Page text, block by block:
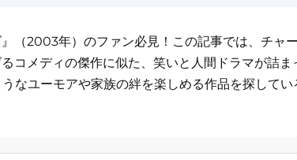
（2003年）のファン必見！この記事では、チャ
コメディの傑作に似た、笑いと人間ドラマが詰ま
なユーモアや家族の絆を楽しめる作品を探してい